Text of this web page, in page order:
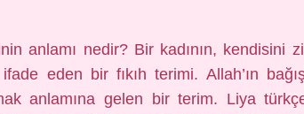
anlamı nedir? Bir kadının, kendisini
eden bir fıkıh terimi. Allah’ın
anlamına gelen bir terim. Liya